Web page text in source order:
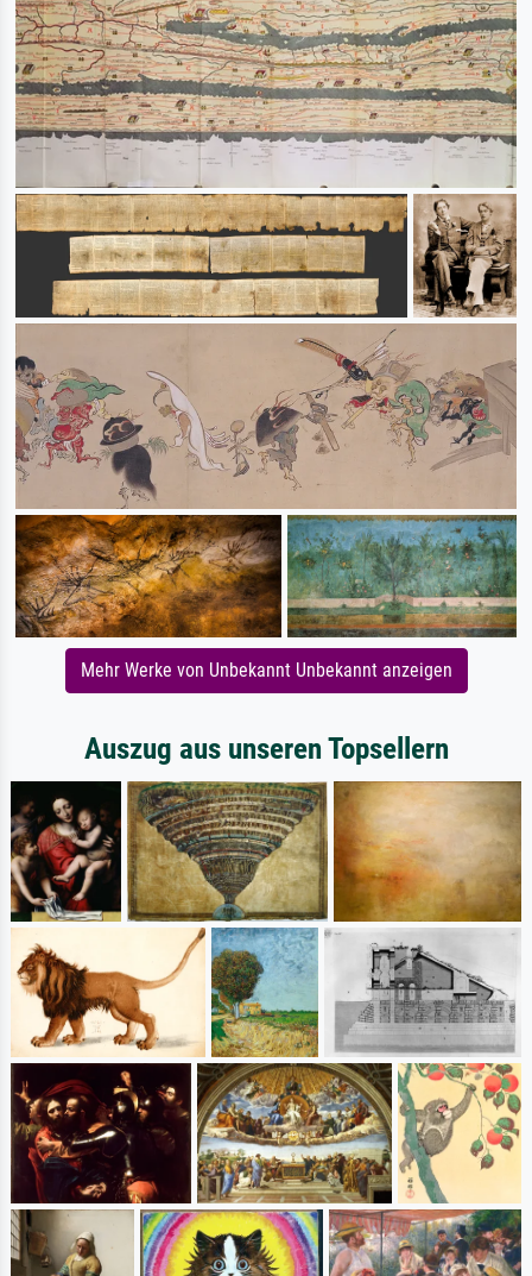
Mehr Werke von Unbekannt Unbekannt anzeigen
Auszug aus unseren Topsellern